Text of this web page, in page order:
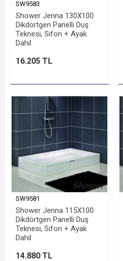
SW9583
Shower Jenna 130X100
Dikdörtgen Panelli Duş
Teknesi, Sifon + Ayak
Dahil
16.205 TL
SW9581
Shower Jenna 115X100
Dikdörtgen Panelli Duş
Teknesi, Sifon + Ayak
Dahil
14.880 TL